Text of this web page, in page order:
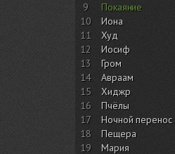
9
Покаяние
10
Иона
11
Худ
12
Иосиф
13
Гром
14
Авраам
15
Хиджр
16
Пчёлы
17
Ночной перенос
18
Пещера
19
Мария